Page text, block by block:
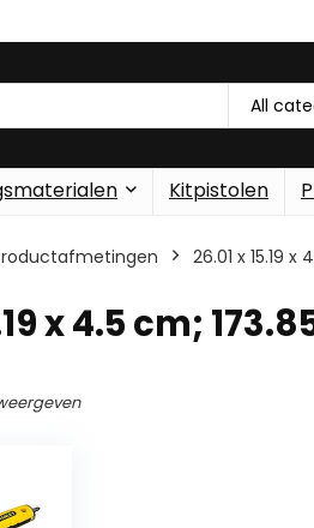
All
Kitpistolen
‎26.01 x 15.19
x 4.5 cm;